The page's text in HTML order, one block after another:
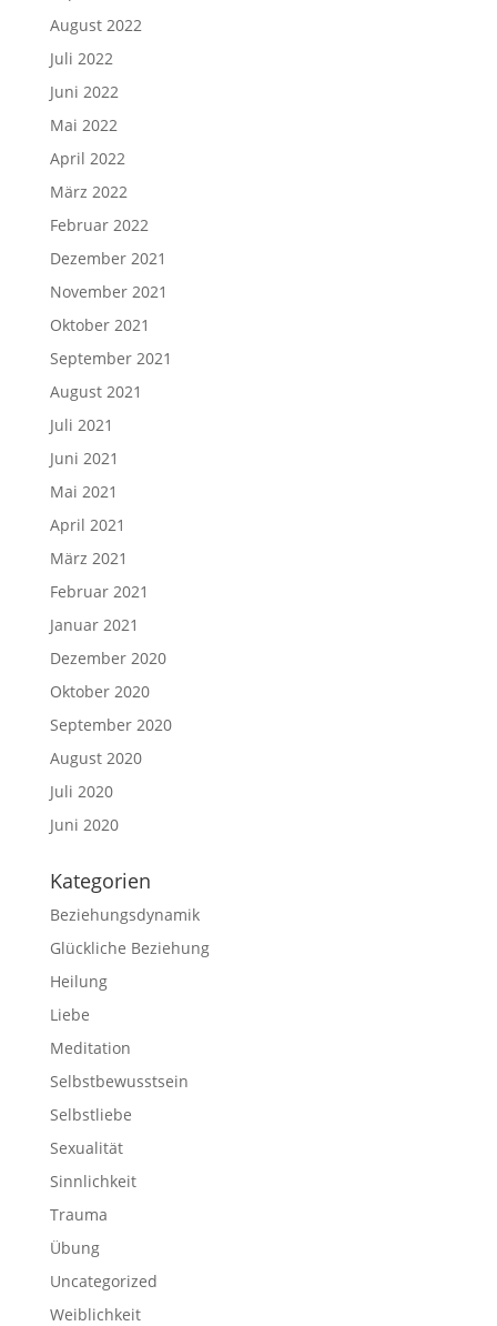
August 2022
Juli 2022
Juni 2022
Mai 2022
April 2022
März 2022
Februar 2022
Dezember 2021
November 2021
Oktober 2021
September 2021
August 2021
Juli 2021
Juni 2021
Mai 2021
April 2021
März 2021
Februar 2021
Januar 2021
Dezember 2020
Oktober 2020
September 2020
August 2020
Juli 2020
Juni 2020
Kategorien
Beziehungsdynamik
Glückliche Beziehung
Heilung
Liebe
Meditation
Selbstbewusstsein
Selbstliebe
Sexualität
Sinnlichkeit
Trauma
Übung
Uncategorized
Weiblichkeit